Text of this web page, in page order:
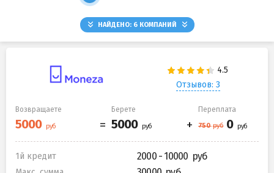
НАЙДЕНО: 6КОМПАНИЙ
Отзывов: 3
Возвращаете Берете Переплата
1й кредит 2000 - 10000